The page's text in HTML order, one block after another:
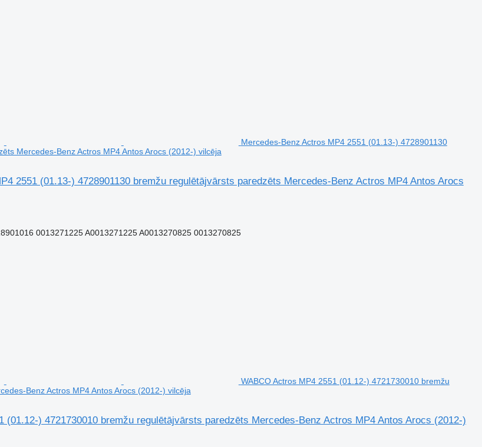
Mercedes-Benz Actros MP4 2551 (01.13-) 4728901130
Mercedes-Benz Actros MP4 Antos Arocs (2012-) vilcēja
2551 (01.13-) 4728901130 bremžu regulētājvārsts paredzēts Mercedes-Benz Actros MP4 Antos Arocs
0013271225 A0013271225 A0013270825 0013270825
WABCO Actros MP4 2551 (01.12-) 4721730010 bremžu
Benz Actros MP4 Antos Arocs (2012-) vilcēja
(01.12-) 4721730010 bremžu regulētājvārsts paredzēts Mercedes-Benz Actros MP4 Antos Arocs (2012-)